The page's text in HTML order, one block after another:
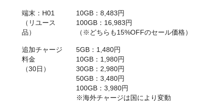
端末：H01
（リユース
品）
10GB：8,483円
100GB：16,983円
（※どちらも15%OFFのセール価格）
追加チャージ
料金
（30日）
5GB：1,480円
10GB：1,980円
30GB：2,980円
50GB：3,480円
100GB：3,980円
※海外チャージは国により変動